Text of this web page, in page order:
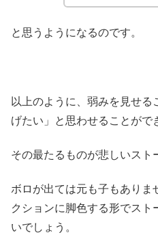
と思うようになるのです。
以上のように、弱みを見せ
げたい」と思わせることがで
その最たるものが悲しいスト
ボロが出ては元も子もありま
クションに脚色する形でスト
いでしょう。